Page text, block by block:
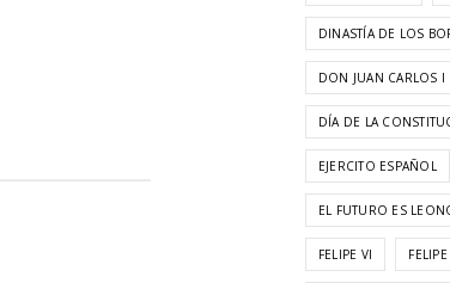
DINASTÍA DE LOS
DON JUAN CARLOS I
DÍA DE LA
EJERCITO ESPAÑOL
EL FUTURO ES
FELIPE VI